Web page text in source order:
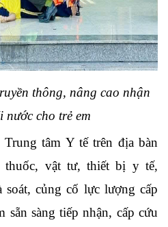
thông, nâng cao nhận
nước cho trẻ em
tâm Y tế trên địa bàn
thuốc, vật tư, thiết bị y tế,
soát, củng cố lực lượng cấp
sẵn sàng tiếp nhận, cấp cứu